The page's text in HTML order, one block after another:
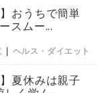
おうちで簡単
スムー...
| ヘルス・ダイエット
夏休みは親子